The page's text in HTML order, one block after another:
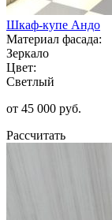
Шкаф-купе Андо
Материал фасада:
Зеркало
Цвет:
Светлый
от 45 000 руб.
Рассчитать